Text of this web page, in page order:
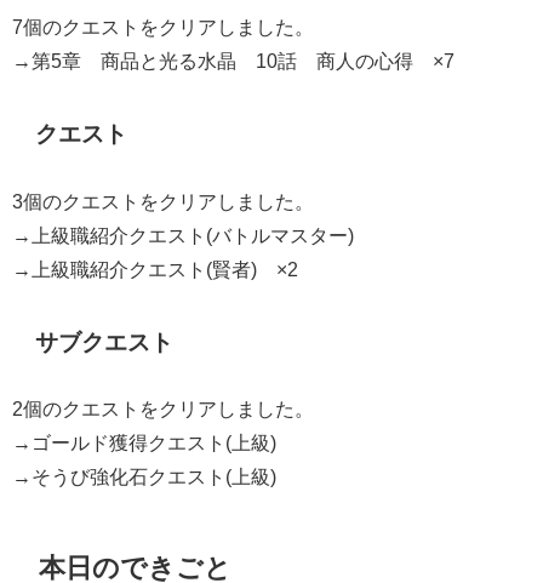
7個のクエストをクリアしました。
→第5章 商品と光る水晶 10話 商人の心得 ×7
クエスト
3個のクエストをクリアしました。
→上級職紹介クエスト(バトルマスター)
→上級職紹介クエスト(賢者) ×2
サブクエスト
2個のクエストをクリアしました。
→ゴールド獲得クエスト(上級)
→そうび強化石クエスト(上級)
本日のできごと